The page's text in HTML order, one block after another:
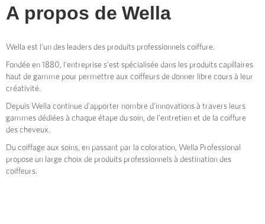
A propos de Wella
Wella est l'un des leaders des produits professionnels coiffure.
Fondée en 1880, l'entreprise s'est spécialisée dans les produits capillaires
haut de gamme pour permettre aux coiffeurs de donner libre cours à leur
créativité.
Depuis Wella continue d'apporter nombre d'innovations à travers leurs
gammes dédiées à chaque étape du soin, de l'entretien et de la coiffure
des cheveux.
Du coiffage aux soins, en passant par la coloration, Wella Professional
propose un large choix de produits professionnels à destination des
coiffeurs.